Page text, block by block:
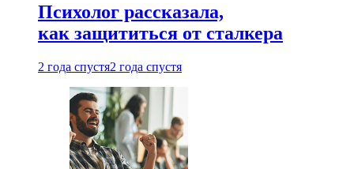
Психолог рассказала,
как защититься от сталкера
2 года спустя2 года спустя